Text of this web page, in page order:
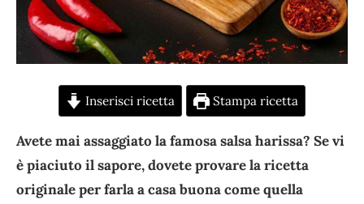
Inserisci ricetta Stampa ricetta
Avete mai assaggiato la famosa salsa harissa? Se vi
è piaciuto il sapore, dovete provare la ricetta
originale per farla a casa buona come quella